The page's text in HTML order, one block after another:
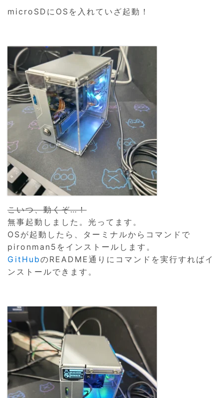
microSDにOSを入れていざ起動！
こいつ、動くぞ…！
無事起動しました。光ってます。
OSが起動したら、ターミナルからコマンドで
pironman5をインストールします。
GitHubのREADME通りにコマンドを実行すればイ
ンストールできます。